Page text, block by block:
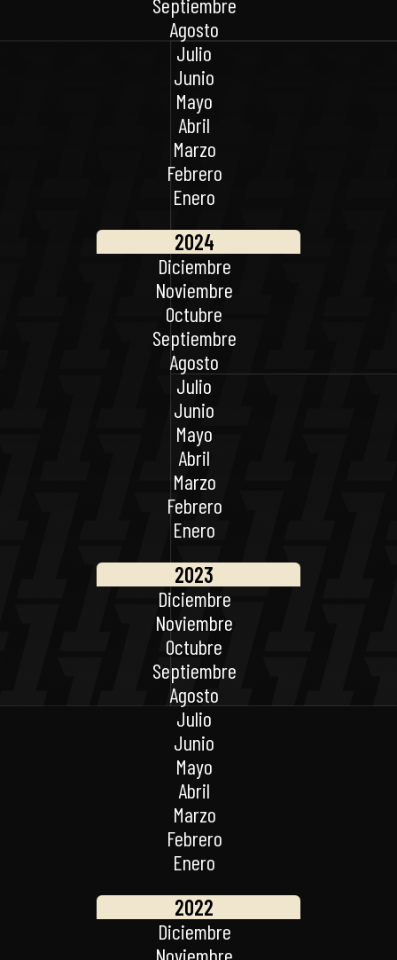
Agosto
Julio
Junio
Mayo
Abril
Marzo
Febrero
Enero
2024
Diciembre
Noviembre
Octubre
Septiembre
Agosto
Julio
Junio
Mayo
Abril
Marzo
Febrero
Enero
2023
Diciembre
Noviembre
Octubre
Septiembre
Agosto
Julio
Junio
Mayo
Abril
Marzo
Febrero
Enero
2022
Diciembre
Noviembre